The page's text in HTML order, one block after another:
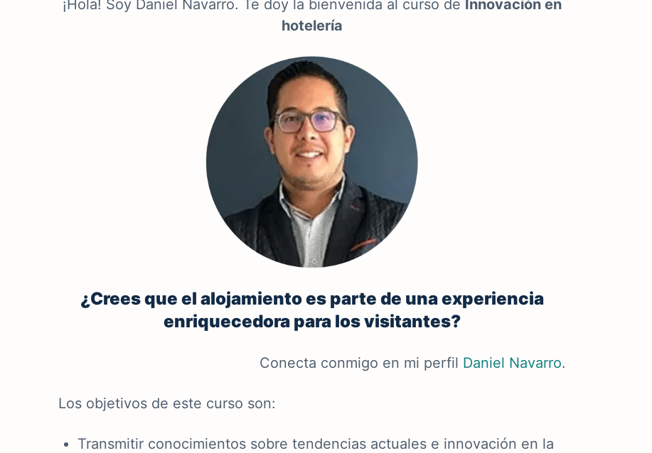
¡Hola! Soy Daniel Navarro. Te doy la bienvenida al curso de Innovación en
hotelería
¿Crees que el alojamiento es parte de una experiencia
enriquecedora para los visitantes?
Conecta conmigo en mi perfil Daniel Navarro.
Los objetivos de este curso son:
Transmitir conocimientos sobre tendencias actuales e innovación en la